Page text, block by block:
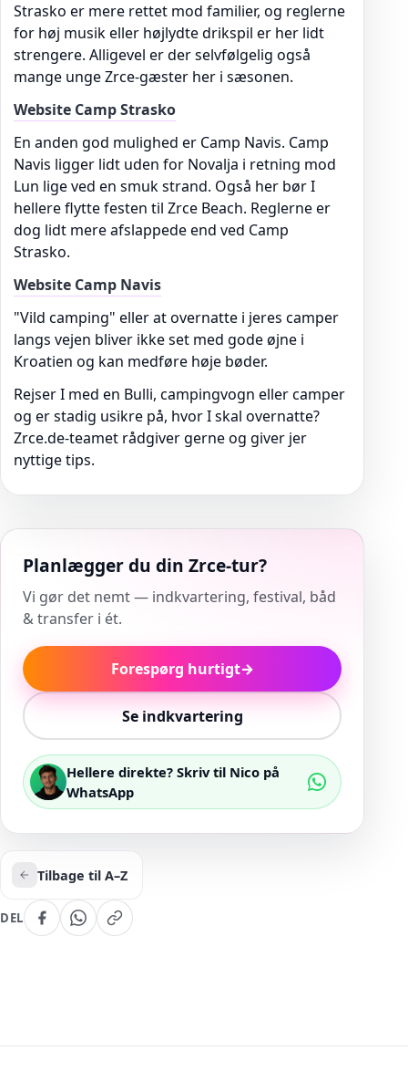
Strasko er mere rettet mod familier, og reglerne
for høj musik eller højlydte drikspil er her lidt
strengere. Alligevel er der selvfølgelig også
mange unge Zrce-gæster her i sæsonen.
Website Camp Strasko
En anden god mulighed er Camp Navis. Camp
Navis ligger lidt uden for Novalja i retning mod
Lun lige ved en smuk strand. Også her bør I
hellere flytte festen til Zrce Beach. Reglerne er
dog lidt mere afslappede end ved Camp
Strasko.
Website Camp Navis
"Vild camping" eller at overnatte i jeres camper
langs vejen bliver ikke set med gode øjne i
Kroatien og kan medføre høje bøder.
Rejser I med en Bulli, campingvogn eller camper
og er stadig usikre på, hvor I skal overnatte?
Zrce.de-teamet rådgiver gerne og giver jer
nyttige tips.
Planlægger du din Zrce-tur?
Vi gør det nemt — indkvartering, festival, båd
& transfer i ét.
Forespørg hurtigt→
Se indkvartering
Hellere direkte? Skriv til Nico på
WhatsApp
Tilbage til A–Z
DEL